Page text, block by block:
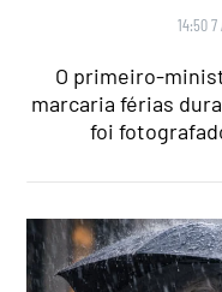
14:50
O primeiro-
marcaria férias
foi